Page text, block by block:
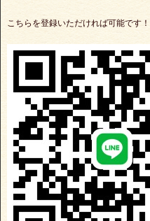
こちらを登録いただければ可能です！